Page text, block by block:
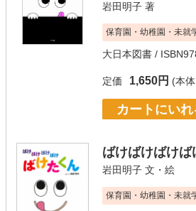
岩田明子 著
保育園・幼稚園・未就
大日本図書 /
定価 1,650円 (本
カートにいれ
ばけばけばけ
岩田明子 文・絵
保育園・幼稚園・未就